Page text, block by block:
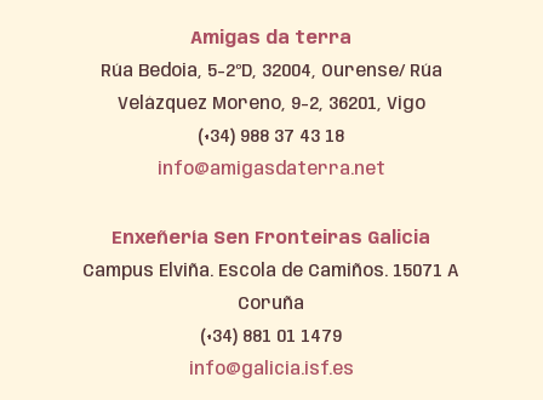
Amigas da terra
Rúa Bedoia, 5-2ºD, 32004, Ourense/ Rúa
Velázquez Moreno, 9-2, 36201, Vigo
(+34) 988 37 43 18
info@amigasdaterra.net
Enxeñería Sen Fronteiras Galicia
Campus Elviña. Escola de Camiños. 15071 A
Coruña
(+34) 881 01 1479
info@galicia.isf.es